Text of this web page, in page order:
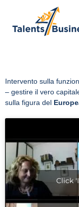
Intervento sulla
– gestire il vero
sulla figura del
Click